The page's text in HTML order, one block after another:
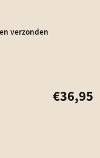
€36,95
verzonden